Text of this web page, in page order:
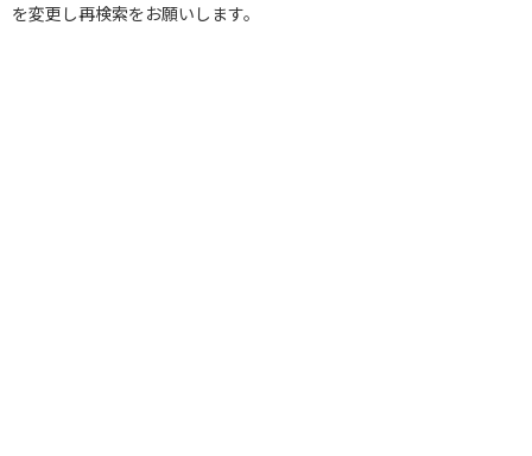
を変更し再検索をお願いします。